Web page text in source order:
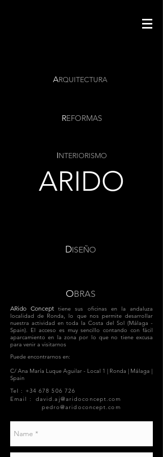
ARQUITECTURA
REFORMAS
INTERIORISMO
ARIDO
DISEÑO
OBRAS
ARido Concept tiene sus oficinas en la andaluza
localidad de Ronda, lo que nos permite desarrollar
nuestra actividad en toda la Costa del Sol (Málaga -
Spain). El acceso es muy sencillo contando con fácil
aparcamiento en la zona por lo que no tiene excusa
para venir a visitarnos
Puede encontrarnos en:
C/ Ana María Luque Aguilar - Local 1 | Ronda | Málaga |
Spain​
Tel : +34 678 506 726
Email : david.aj@aridoconcept.com
pedro@aridoconcept.com